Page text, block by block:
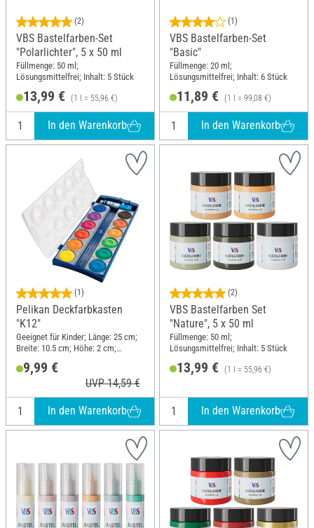
(2)
VBS Bastelfarben-Set
"Polarlichter", 5 x 50 ml
Füllmenge: 50 ml;
Lösungsmittelfrei; Inhalt: 5 Stück
13,99 € (1 l = 55,96 €)
In den Warenkorb
(1)
VBS Bastelfarben-Set
"Basic"
Füllmenge: 20 ml;
Lösungsmittelfrei; Inhalt: 6 Stück
11,89 € (1 l = 99,08 €)
In den Warenkorb
(1)
Pelikan Deckfarbkasten
"K12"
Geeignet für Kinder; Länge: 25 cm;
Breite: 10.5 cm; Höhe: 2 cm;
9,99 €
UVP 14,59 €
In den Warenkorb
(2)
VBS Bastelfarben Set
"Nature", 5 x 50 ml
Füllmenge: 50 ml;
Lösungsmittelfrei; Inhalt: 5 Stück
13,99 € (1 l = 55,96 €)
In den Warenkorb